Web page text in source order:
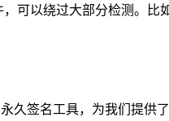
以绕过大部分检测。比
久签名工具，为我们提供